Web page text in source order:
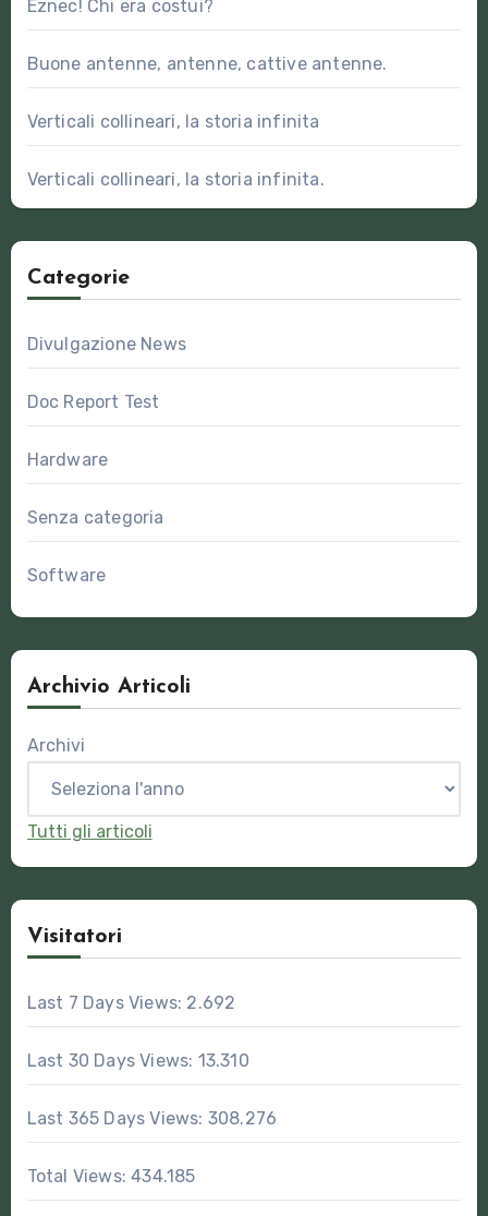
Eznec! Chi era costui?
Buone antenne, antenne, cattive antenne.
Verticali collineari, la storia infinita
Verticali collineari, la storia infinita.
Categorie
Divulgazione News
Doc Report Test
Hardware
Senza categoria
Software
Archivio Articoli
Archivi
Tutti gli articoli
Visitatori
Last 7 Days Views: 2.692
Last 30 Days Views: 13.310
Last 365 Days Views: 308.276
Total Views:434.185